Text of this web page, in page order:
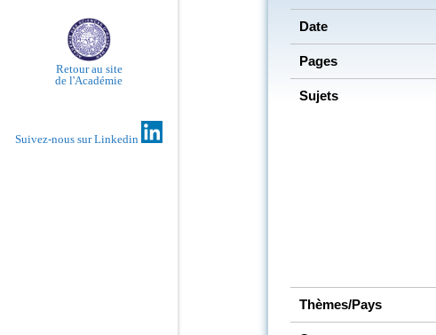
Retour au site
de l'Académie
Suivez-nous sur Linkedin
Date
Pages
Sujets
Thèmes/Pays